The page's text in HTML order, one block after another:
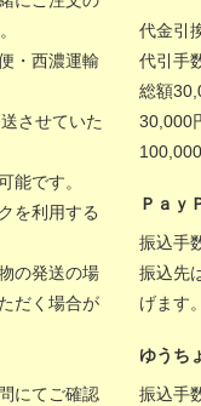
・西濃運輸
させていた
能です。
を利用する
の発送の場
だく場合が
にてご確認
代金引
代引
総額
30,000
Ｐａｙ
振込手
振込先
げます
ゆうち
振込手